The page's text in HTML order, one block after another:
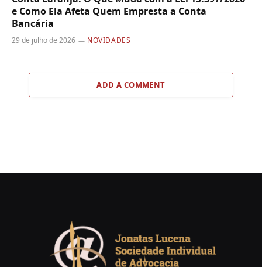
e Como Ela Afeta Quem Empresta a Conta
Bancária
29 de julho de 2026 NOVIDADES
ADD A COMMENT